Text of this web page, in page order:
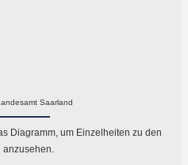
Saarland
Diagramm, um Einzelheiten zu den
anzusehen.